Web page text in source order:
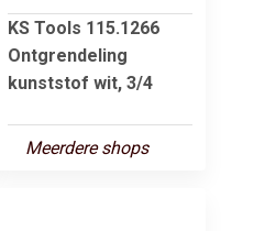
KS Tools 115.1266
Ontgrendeling
kunststof wit, 3/4
Meerdere shops